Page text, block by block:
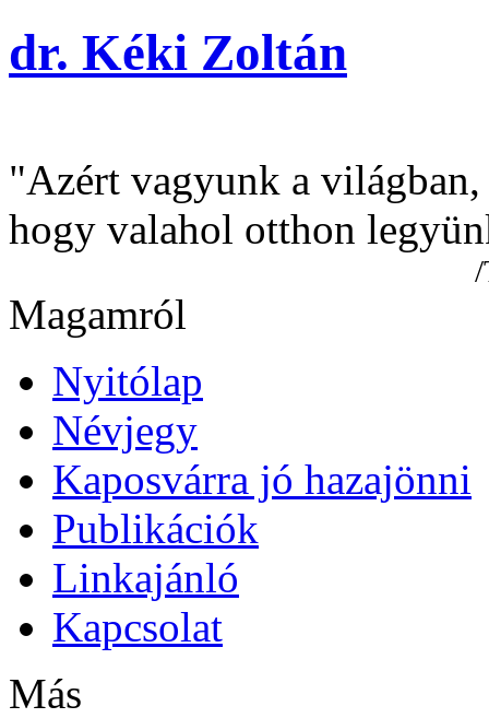
dr. Kéki Zoltán
"Azért vagyunk a világban,
hogy valahol otthon
/Tamási
Magamról
Nyitólap
Névjegy
Kaposvárra jó hazajönni
Publikációk
Linkajánló
Kapcsolat
Más